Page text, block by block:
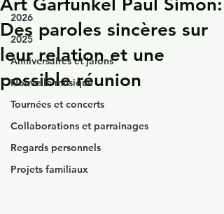
2026
2025
Anniversaires et jalons
Nouvelle musique
Tournées et concerts
Collaborations et parrainages
Regards personnels
Projets familiaux
Art Garfunkel Paul Simon:
Des paroles sincères sur
leur relation et une
possible réunion